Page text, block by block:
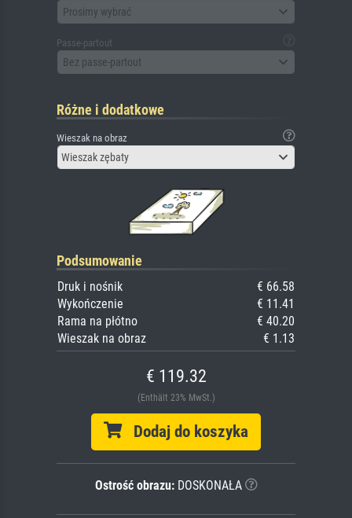
Prosimy wybrać
Passe-partout
Bez passe-partout
Różne i dodatkowe
Wieszak na obraz
Wieszak zębaty
Podsumowanie
Druk i nośnik
€ 66.58
Wykończenie
€ 11.41
Rama na płótno
€ 40.20
Wieszak na obraz
€ 1.13
€ 119.32
(Enthält 23% MwSt.)
Dodaj do koszyka
Ostrość obrazu:DOSKONAŁA